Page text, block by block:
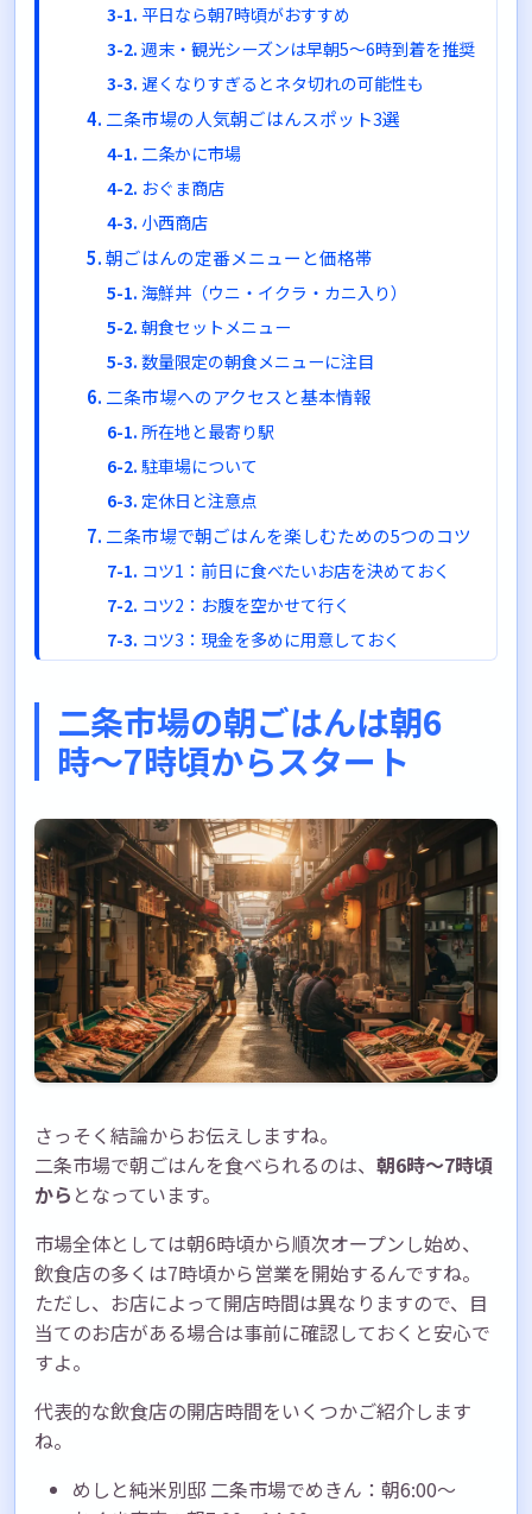
平日なら朝7時頃がおすすめ
週末・観光シーズンは早朝5〜6時到着を推奨
遅くなりすぎるとネタ切れの可能性も
二条市場の人気朝ごはんスポット3選
二条かに市場
おぐま商店
小西商店
朝ごはんの定番メニューと価格帯
海鮮丼（ウニ・イクラ・カニ入り）
朝食セットメニュー
数量限定の朝食メニューに注目
二条市場へのアクセスと基本情報
所在地と最寄り駅
駐車場について
定休日と注意点
二条市場で朝ごはんを楽しむための5つのコツ
コツ1：前日に食べたいお店を決めておく
コツ2：お腹を空かせて行く
コツ3：現金を多めに用意しておく
コツ5：時間に余裕を持つ
周辺スポットも楽しもう
狸小路商店街
テレビ塔
二条市場の朝ごはん情報まとめ
札幌の朝は二条市場から始めよう
二条市場の朝ごはんは朝6
時〜7時頃からスタート
さっそく結論からお伝えしますね。
二条市場で朝ごはんを食べられるのは、 朝6時〜7時頃
から となっています。
市場全体としては朝6時頃から順次オープンし始め、
飲食店の多くは7時頃から営業を開始するんですね。
ただし、お店によって開店時間は異なりますので、目
当てのお店がある場合は事前に確認しておくと安心で
すよ。
代表的な飲食店の開店時間をいくつかご紹介します
ね。
めしと純米別邸 二条市場でめきん：朝6:00〜